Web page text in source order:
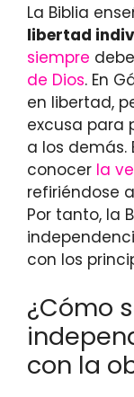
La Biblia
libertad
siempre
de Dios. En
en libertad,
excusa para
a los demás.
conocer la
refiriéndose
Por tanto, la
con los
¿Cómo
con la